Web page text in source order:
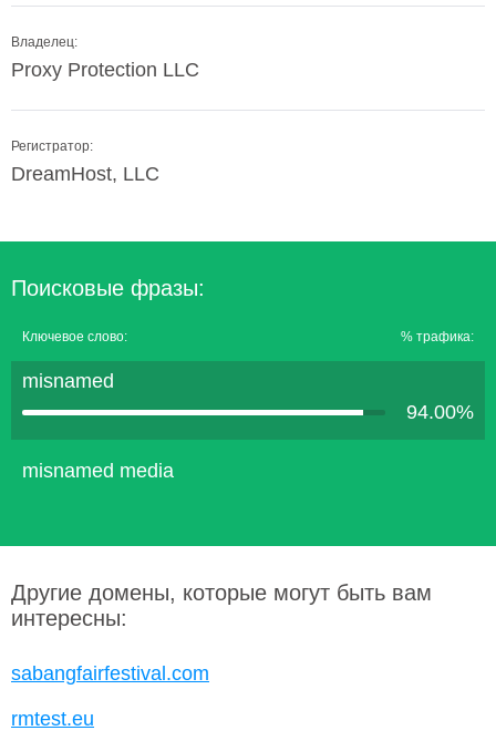
Владелец:
Proxy Protection LLC
Регистратор:
DreamHost, LLC
Поисковые фразы:
Ключевое слово: % трафика:
misnamed
94.00%
misnamed media
Другие домены, которые могут быть вам
интересны:
sabangfairfestival.com
rmtest.eu